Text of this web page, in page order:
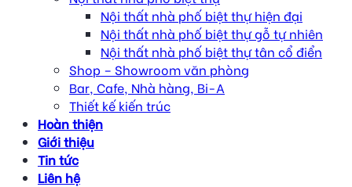
Nội thất nhà phố biệt thự hiện đại
Nội thất nhà phố biệt thự gỗ tự nhiên
Nội thất nhà phố biệt thự tân cổ điển
Shop – Showroom văn phòng
Bar, Cafe, Nhà hàng, Bi-A
Thiết kế kiến trúc
Hoàn thiện
Giới thiệu
Tin tức
Liên hệ